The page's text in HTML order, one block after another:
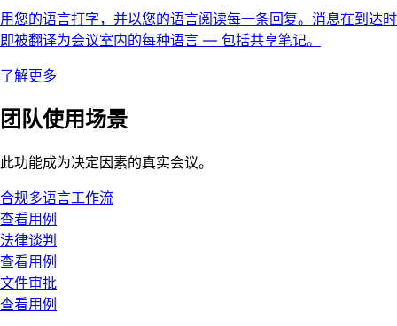
用您的语言打字，并以您的语言阅读每一条回复。消息在到达时
即被翻译为会议室内的每种语言 — 包括共享笔记。
了解更多
团队使用场景
此功能成为决定因素的真实会议。
合规多语言工作流
查看用例
法律谈判
查看用例
文件审批
查看用例